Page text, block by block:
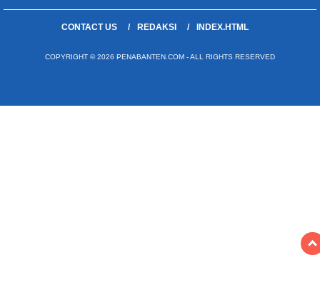
CONTACT US REDAKSI INDEX.HTML
COPYRIGHT © 2026 PENABANTEN.COM - ALL RIGHTS RESERVED